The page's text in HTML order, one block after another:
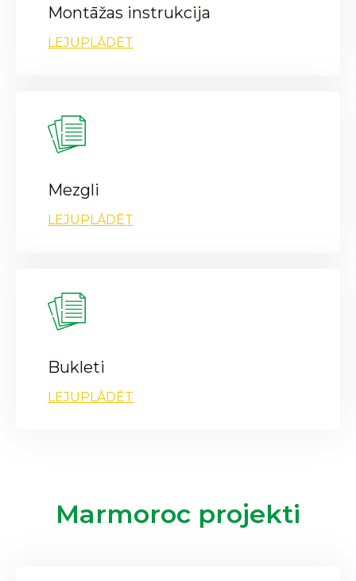
Montāžas instrukcija
LEJUPLĀDĒT
Mezgli
LEJUPLĀDĒT
Bukleti
LEJUPLĀDĒT
Marmoroc projekti